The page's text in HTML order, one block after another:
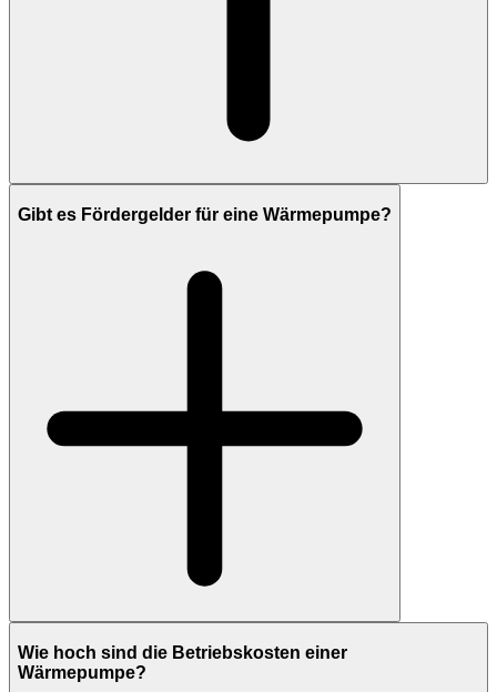
Gibt es Fördergelder für eine Wärmepumpe?
Wie hoch sind die Betriebskosten einer
Wärmepumpe?